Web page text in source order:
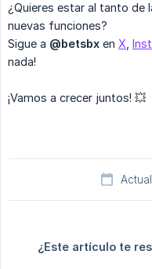
¿Quieres estar al tanto
nuevas funciones?
Sigue a @betsbx en X
nada!
¡Vamos a crecer juntos! 💥
¿Este artículo te